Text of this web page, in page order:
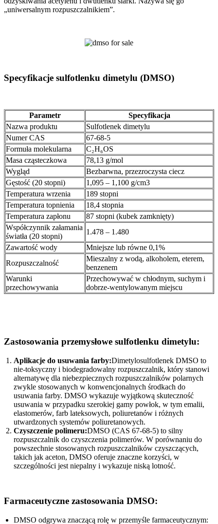
„uniwersalnym rozpuszczalnikiem”.
Specyfikacje sulfotlenku dimetylu (DMSO)
Parametr
Specyfikacja
Nazwa produktu
Sulfotlenek dimetylu
Numer CAS
67-68-5
Formuła molekularna
C₂H₆OS
Masa cząsteczkowa
78,13 g/mol
Wygląd
Bezbarwna, przezroczysta ciecz
Gęstość (20 stopni)
1,095 – 1,100 g/cm3
Temperatura wrzenia
189 stopni
Temperatura topnienia
18,4 stopnia
Temperatura zapłonu
87 stopni (kubek zamknięty)
Współczynnik załamania
światła (20 stopni)
1.478 – 1.480
Zawartość wody
Mniejsze lub równe 0,1%
Rozpuszczalność
Mieszalny z wodą, alkoholem, eterem,
benzenem
Warunki
przechowywania
Przechowywać w chłodnym, suchym i
dobrze-wentylowanym miejscu
Zastosowania przemysłowe sulfotlenku dimetylu:
Aplikacje do usuwania farby:Dimetylosulfotlenek DMSO to
nie-toksyczny i biodegradowalny rozpuszczalnik, który stanowi
alternatywę dla niebezpiecznych rozpuszczalników polarnych
zwykle stosowanych w konwencjonalnych środkach do
usuwania farby. DMSO wykazuje wyjątkową skuteczność
usuwania w przypadku szerokiej gamy powłok, w tym emalii,
elastomerów, farb lateksowych, poliuretanów i różnych
utwardzonych systemów poliuretanowych.
Czyszczenie polimeru:DMSO (CAS 67-68-5) to silny
rozpuszczalnik do czyszczenia polimerów. W porównaniu do
powszechnie stosowanych rozpuszczalników czyszczących,
takich jak aceton, DMSO oferuje znaczne korzyści, w
szczególności jest niepalny i wykazuje niską lotność.
Farmaceutyczne zastosowania DMSO:
DMSO odgrywa znaczącą rolę w przemyśle farmaceutycznym: